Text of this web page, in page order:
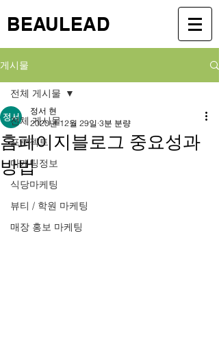
BEAULEAD
게시물
전체 게시물
프로젝트
마케팅정보
식당마케팅
뷰티 / 학원 마케팅
매장 홍보 마케팅
전체 게시물
홈페이지블로그 중요성과
방법
정서 현
2020년 12월 29일 3분 분량